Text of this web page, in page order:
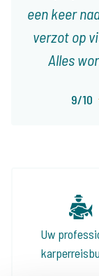
een keer
verzot op
Alles
9/10
Uw